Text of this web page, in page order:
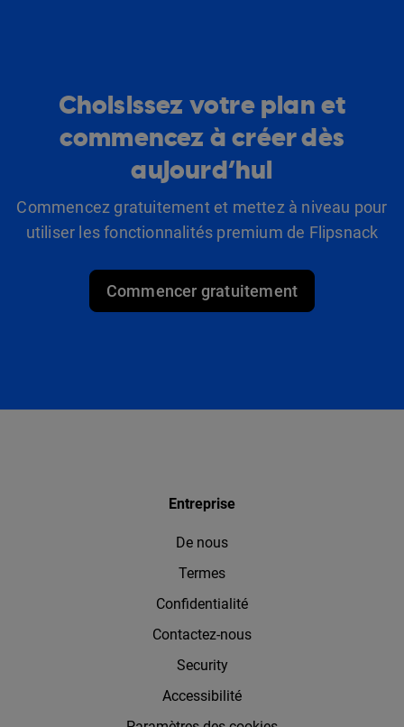
Choisissez votre plan et
commencez à créer dès
aujourd’hui
Commencez gratuitement et mettez à niveau pour
utiliser les fonctionnalités premium de Flipsnack
Commencer gratuitement
Entreprise
De nous
Termes
Confidentialité
Contactez-nous
Security
Accessibilité